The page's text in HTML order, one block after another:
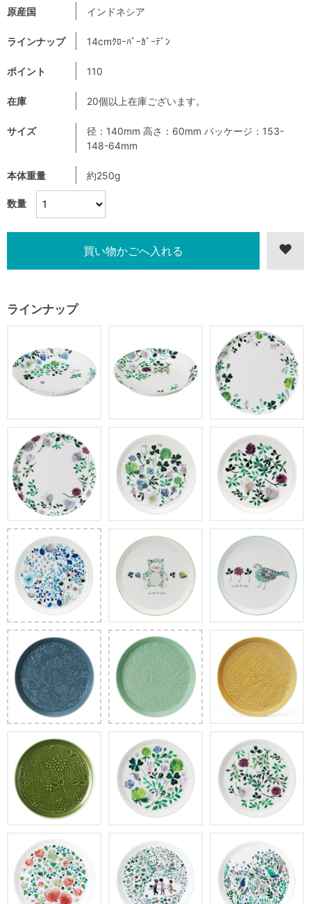
数量
原産国 インドネシア
ラインナップ 14cmｸﾛｰﾊﾞｰｶﾞｰﾃﾞﾝ
ポイント 110
在庫 20個以上在庫ございます。
サイズ
径：140mm 高さ：60mm パッケージ：153-
148-64mm
本体重量 約250g
ラインナップ